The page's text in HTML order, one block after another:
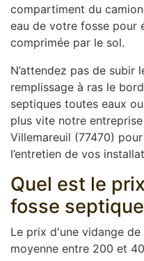
compartiment du
eau de votre fosse pour
comprimée par le sol.
N’attendez pas de subir
remplissage à ras le
septiques toutes eaux
plus vite notre
Villemareuil (77470)
l’entretien de vos
Quel est le
fosse
Le prix d'une vidange
moyenne entre 200 et